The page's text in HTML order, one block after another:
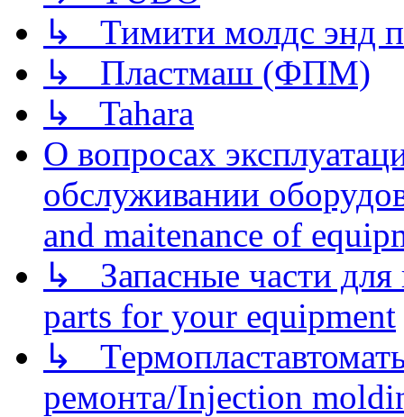
↳ Тимити молдс энд
↳ Пластмаш (ФПМ)
↳ Tahara
О вопросах
обслуживании
and maitenance of
↳ Запасные части для
parts for your equipment
↳
ремонта/Injection